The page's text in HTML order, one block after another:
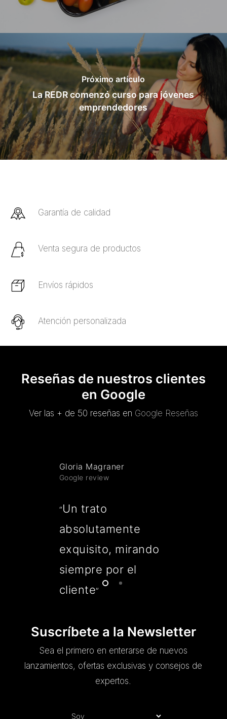
Próximo artículo
La REDR comenzó curso para jóvenes
emprendedores
Garantía de calidad
Venta segura de productos
Envíos rápidos
Atención personalizada
Reseñas de nuestros clientes
en Google
Ver las + de 50 reseñas en Google Reseñas
Gloria Magraner
Google review
“Un trato
absolutamente
exquisito, mirando
siempre por el
cliente”
Suscríbete a la Newsletter
Sea el primero en enterarse de nuevos
lanzamientos, ofertas exclusivas y consejos de
expertos.